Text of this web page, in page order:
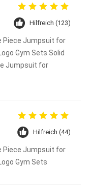
Hilfreich (123)
Piece Jumpsuit for
Gym Sets Solid
Jumpsuit for
Hilfreich (44)
Piece Jumpsuit for
Gym Sets